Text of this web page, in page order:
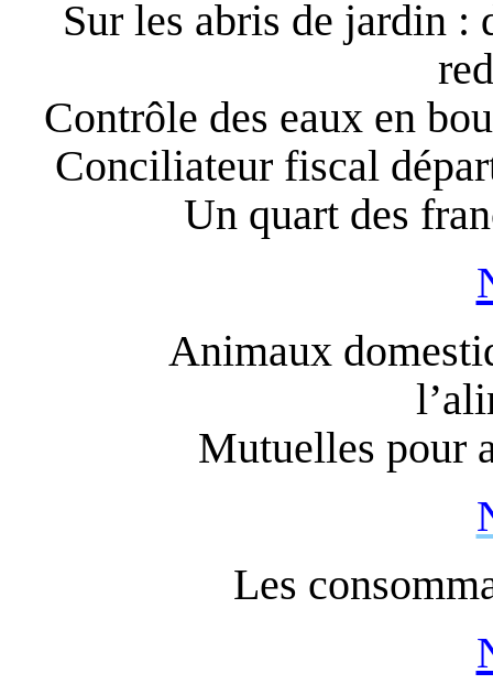
Sur les abris de jardin :
Contrôle des eaux en
Conciliateur fiscal
Un quart des
Animaux
Mutuelles pour
Les